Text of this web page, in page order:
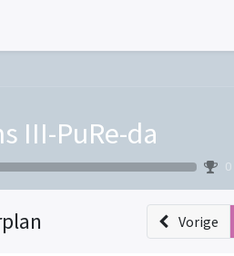
III-PuRe-da
0
Vorige